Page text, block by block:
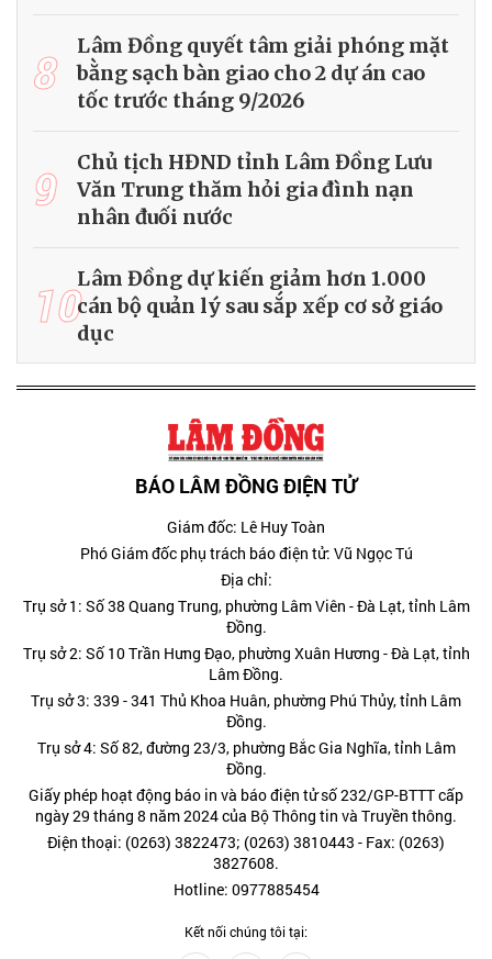
8
Lâm Đồng quyết tâm giải phóng mặt
bằng sạch bàn giao cho 2 dự án cao
tốc trước tháng 9/2026
9
Chủ tịch HĐND tỉnh Lâm Đồng Lưu
Văn Trung thăm hỏi gia đình nạn
nhân đuối nước
10Lâm Đồng dự kiến giảm hơn 1.000
cán bộ quản lý sau sắp xếp cơ sở giáo
dục
BÁO LÂM ĐỒNG ĐIỆN TỬ
Giám đốc: Lê Huy Toàn
Phó Giám đốc phụ trách báo điện tử: Vũ Ngọc Tú
Địa chỉ:
Trụ sở 1: Số 38 Quang Trung, phường Lâm Viên - Đà Lạt, tỉnh Lâm
Đồng.
Trụ sở 2: Số 10 Trần Hưng Đạo, phường Xuân Hương - Đà Lạt, tỉnh
Lâm Đồng.
Trụ sở 3: 339 - 341 Thủ Khoa Huân, phường Phú Thủy, tỉnh Lâm
Đồng.
Trụ sở 4: Số 82, đường 23/3, phường Bắc Gia Nghĩa, tỉnh Lâm
Đồng.
Giấy phép hoạt động báo in và báo điện tử số 232/GP-BTTT cấp
ngày 29 tháng 8 năm 2024 của Bộ Thông tin và Truyền thông.
Điện thoại: (0263) 3822473; (0263) 3810443 - Fax: (0263)
3827608.
Hotline: 0977885454
Kết nối chúng tôi tại: